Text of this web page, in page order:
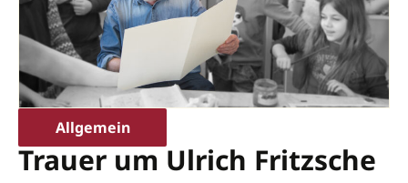
Allgemein
Trauer um Ulrich Fritzsche